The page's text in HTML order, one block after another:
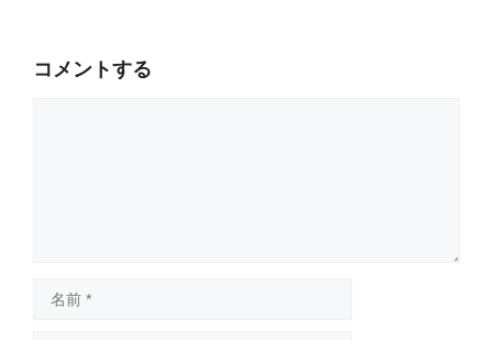
コメントする